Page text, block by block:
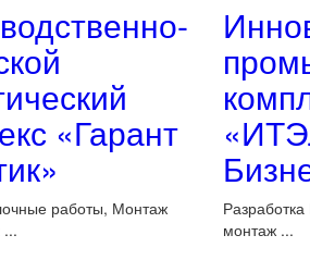
«Гарант
работы, Монтаж
монтаж ...